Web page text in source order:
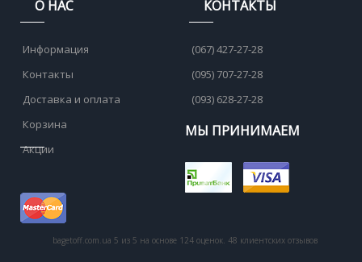
О НАС
Информация
Контакты
Доставка и оплата
Корзина
Акции
КОНТАКТЫ
(067) 427-27-28
(095) 707-27-28
(093) 628-27-28
МЫ ПРИНИМАЕМ
bagetoff.com.ua 5 из 5 на основе 124 оценок. 48 клиентских отзывов